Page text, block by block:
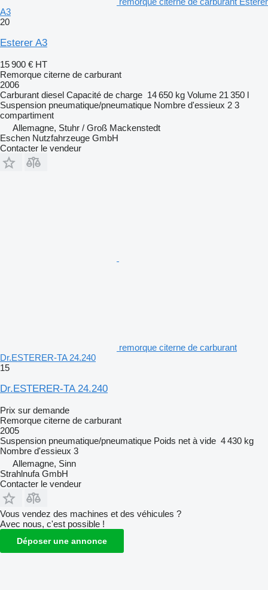
A3
20
Esterer A3
15 900 € HT
Remorque citerne de carburant
2006
Carburant diesel Capacité de charge 14 650 kg Volume 21 350 l
Suspension pneumatique/pneumatique Nombre d'essieux 2 3
compartiment
Allemagne, Stuhr / Groß Mackenstedt
Eschen Nutzfahrzeuge GmbH
Contacter le vendeur
remorque citerne de carburant
Dr.ESTERER-TA 24.240
15
Dr.ESTERER-TA 24.240
Prix sur demande
Remorque citerne de carburant
2005
Suspension pneumatique/pneumatique Poids net à vide 4 430 kg
Nombre d'essieux 3
Allemagne, Sinn
Strahlnufa GmbH
Contacter le vendeur
Vous vendez des machines et des véhicules ?
Avec nous, c'est possible !
Déposer une annonce